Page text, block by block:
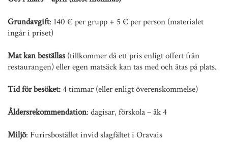
Grundavgift: 140 € per grupp + 5 € per person (materialet
ingår i priset)
Mat kan beställas (tillkommer då ett pris enligt offert från
restaurangen) eller egen matsäck kan tas med och ätas på plats.
Tid för besöket:4 timmar (eller enligt överenskommelse)
Åldersrekommendation: dagisar, förskola – åk 4
Miljö: Furirsbostället invid slagfältet i Oravais